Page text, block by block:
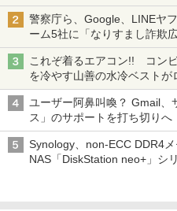
も、持ち替えずに書き込める
警察庁ら、Google、LINEヤ
ーム5社に「なりすまし詐欺
真や映像を使った投資詐欺な
これぞ着るエアコン!! コン
を冷やす山善の水冷ベストが
ち・ざ・ろーど！その14】
ユーザー阿鼻叫喚？ Gmail、
ス」のサポートを打ち切りへ
Synology、non-ECC DDR4
NAS「DiskStation neo+」シ